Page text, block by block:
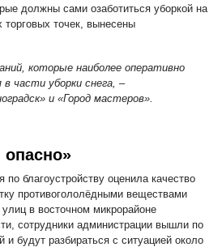
должны сами озаботиться уборкой на
торговых точек, вынесены
которые наиболее оперативно
в части уборки снега, –
и «Город мастеров».
опасно»
благоустройству оценила качество
противогололёдными веществами
в восточном микрорайоне
сотрудники администрации вышли по
будут разбираться с ситуацией около